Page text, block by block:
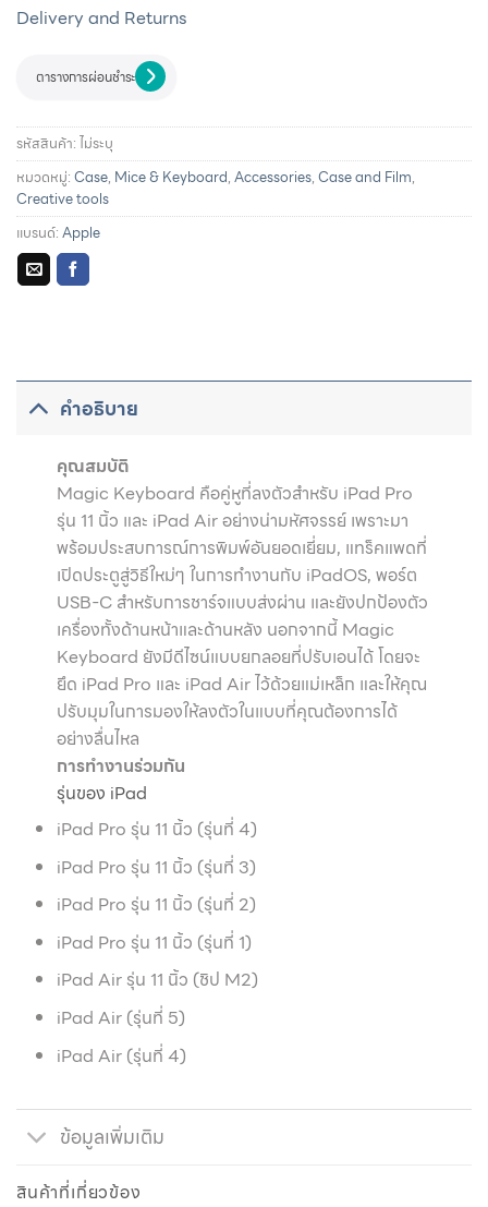
Delivery and Returns
ตารางการผ่อนชำระ
รายละเอียดการผ่อนชำระและสิทธิประโยชน์จากบัตรเครดิตที่
รหัสสินค้า:ไม่ระบุ
หมวดหมู่:Case, Mice & Keyboard,Accessories,Case and Film,
Creative tools
แบรนด์:Apple
คำอธิบาย
คุณสมบัติ
Magic Keyboard คือคู่หูที่ลงตัวสำหรับ iPad Pro
รุ่น 11 นิ้ว และ iPad Air อย่างน่ามหัศจรรย์ เพราะมา
พร้อมประสบการณ์การพิมพ์อันยอดเยี่ยม, แทร็คแพดที่
เปิดประตูสู่วิธีใหม่ๆ ในการทำงานกับ iPadOS, พอร์ต
USB-C สำหรับการชาร์จแบบส่งผ่าน และยังปกป้องตัว
เครื่องทั้งด้านหน้าและด้านหลัง นอกจากนี้ Magic
Keyboard ยังมีดีไซน์แบบยกลอยที่ปรับเอนได้ โดยจะ
ยึด iPad Pro และ iPad Air ไว้ด้วยแม่เหล็ก และให้คุณ
ปรับมุมในการมองให้ลงตัวในแบบที่คุณต้องการได้
อย่างลื่นไหล
การทำงานร่วมกัน
รุ่นของ iPad
iPad Pro รุ่น 11 นิ้ว (รุ่นที่ 4)
iPad Pro รุ่น 11 นิ้ว (รุ่นที่ 3)
iPad Pro รุ่น 11 นิ้ว (รุ่นที่ 2)
iPad Pro รุ่น 11 นิ้ว (รุ่นที่ 1)
iPad Air รุ่น 11 นิ้ว (ชิป M2)
iPad Air (รุ่นที่ 5)
iPad Air (รุ่นที่ 4)
ข้อมูลเพิ่มเติม
สินค้าที่เกี่ยวข้อง